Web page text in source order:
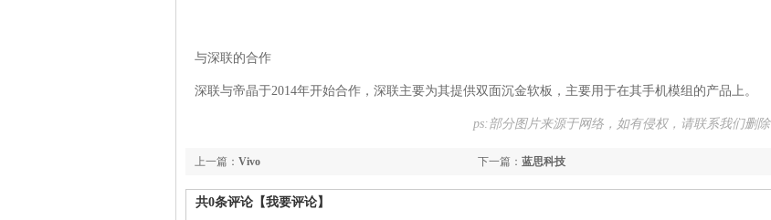
与深联的合作
深联与帝晶于2014年开始合作，深联主要为其提供双面沉金软板，主要用于在其手机模组的产品上。
ps:部分图片来源于网络，如有侵权，请联系我们删除
下一篇： 蓝思科技
上一篇： Vivo
共0条评论 【我要评论】